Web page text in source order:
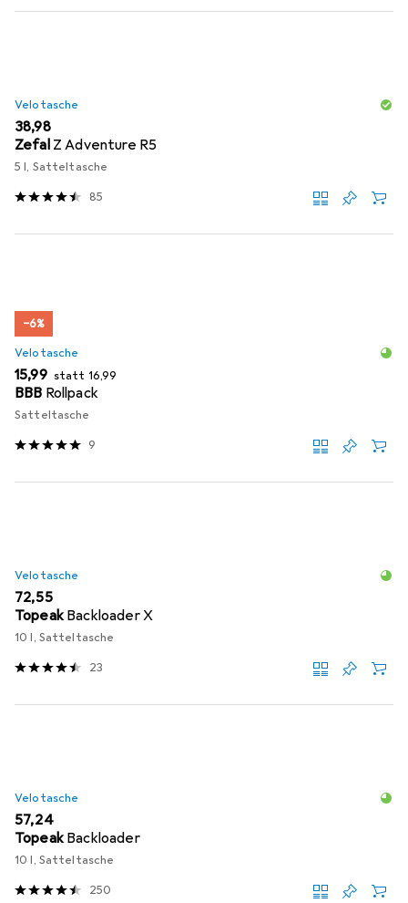
Velotasche
EUR
38,98
Zefal Z Adventure R5
5 l, Satteltasche
85
−6%
Velotasche
EUR
15,99 statt EUR
16,99
BBB Rollpack
Satteltasche
9
Velotasche
EUR
72,55
Topeak Backloader X
10 l, Satteltasche
23
Velotasche
EUR
57,24
Topeak Backloader
10 l, Satteltasche
250